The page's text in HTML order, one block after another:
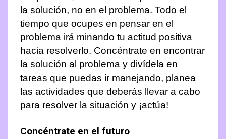
la solución, no en el problema. Todo el
tiempo que ocupes en pensar en el
problema irá minando tu actitud positiva
hacia resolverlo. Concéntrate en encontrar
la solución al problema y divídela en
tareas que puedas ir manejando, planea
las actividades que deberás llevar a cabo
para resolver la situación y ¡actúa!
Concéntrate en el futuro